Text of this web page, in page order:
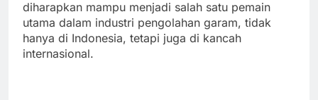
diharapkan mampu menjadi salah satu pemain
utama dalam industri pengolahan garam, tidak
hanya di Indonesia, tetapi juga di kancah
internasional.